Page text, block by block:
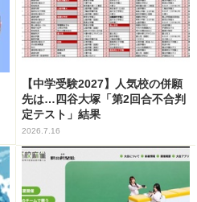
【中学受験2027】人気校の併願
先は…四谷大塚「第2回合不合判
定テスト」結果
2026.7.16